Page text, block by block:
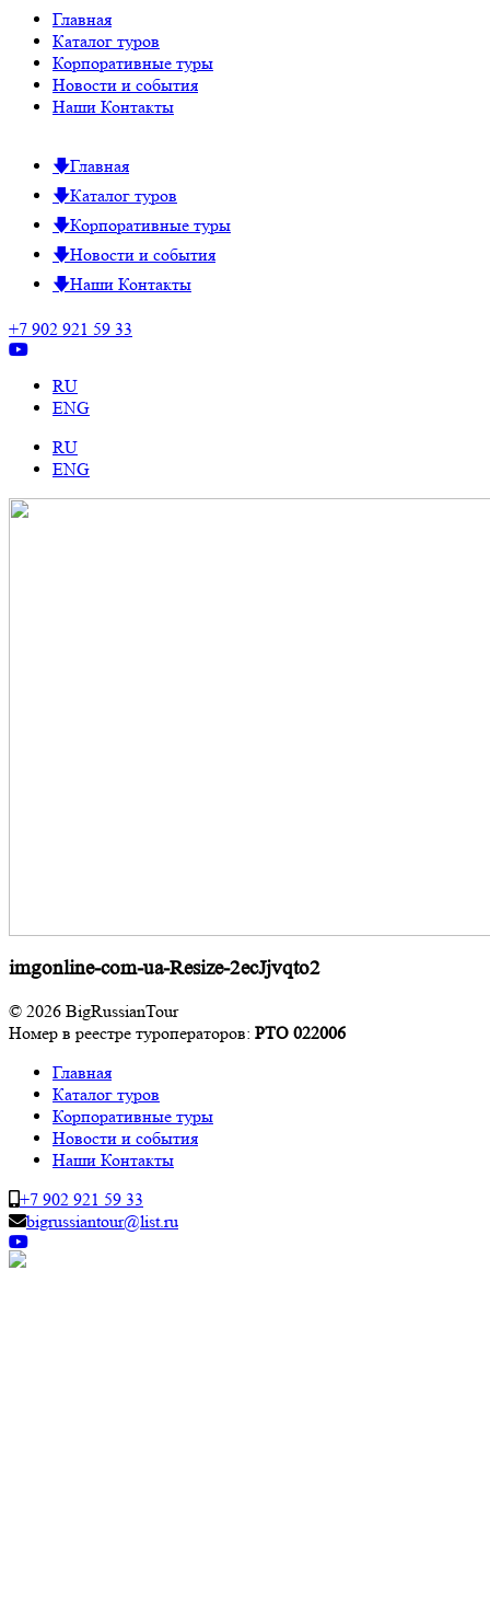
Главная
Каталог туров
Корпоративные туры
Новости и события
Наши Контакты
Главная
Каталог туров
Корпоративные туры
Новости и события
Наши Контакты
+7 902 921 59 33
RU
ENG
RU
ENG
imgonline-com-ua-Resize-2ecJjvqto2
© 2026 BigRussianTour
Номер в реестре туроператоров: РТО 022006
Главная
Каталог туров
Корпоративные туры
Новости и события
Наши Контакты
+7 902 921 59 33
bigrussiantour@list.ru